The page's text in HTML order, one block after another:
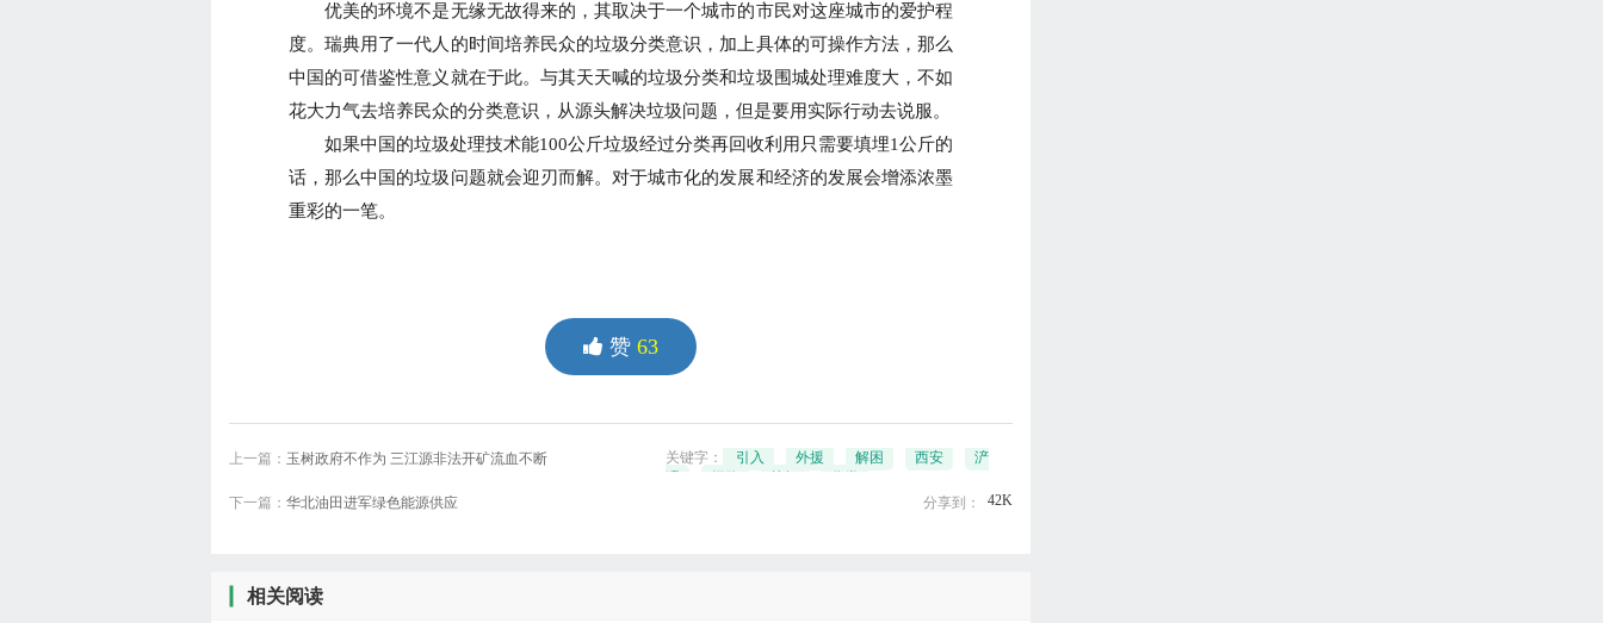
优美的环境不是无缘无故得来的，其取决于一个城市的市民对这座城市的爱护程
度。瑞典用了一代人的时间培养民众的垃圾分类意识，加上具体的可操作方法，那么
中国的可借鉴性意义就在于此。与其天天喊的垃圾分类和垃圾围城处理难度大，不如
花大力气去培养民众的分类意识，从源头解决垃圾问题，但是要用实际行动去说服。
如果中国的垃圾处理技术能100公斤垃圾经过分类再回收利用只需要填埋1公斤的
话，那么中国的垃圾问题就会迎刃而解。对于城市化的发展和经济的发展会增添浓墨
重彩的一笔。
赞 63
上一篇： 玉树政府不作为 三江源非法开矿流血不断
下一篇： 华北油田进军绿色能源供应
关键字： 引入 外援 解困 西安
浐
分享到：
42K
相关阅读